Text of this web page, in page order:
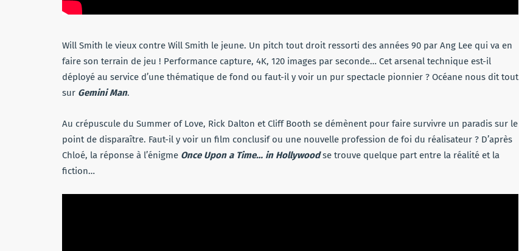
Will Smith le vieux contre Will Smith le jeune. Un pitch tout droit ressorti des années 90 par Ang Lee qui va en
faire son terrain de jeu ! Performance capture, 4K, 120 images par seconde… Cet arsenal technique est-il
déployé au service d’une thématique de fond ou faut-il y voir un pur spectacle pionnier ? Océane nous dit tout
sur Gemini Man.
Au crépuscule du Summer of Love, Rick Dalton et Cliff Booth se démènent pour faire survivre un paradis sur le
point de disparaître. Faut-il y voir un film conclusif ou une nouvelle profession de foi du réalisateur ? D’après
Chloé, la réponse à l’énigme Once Upon a Time… in Hollywoodse trouve quelque part entre la réalité et la
fiction…